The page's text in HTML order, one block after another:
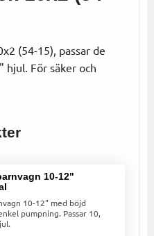
(54-15), passar de
hjul. För säker och
10-12"
10-12" med böjd
pumpning. Passar 10,